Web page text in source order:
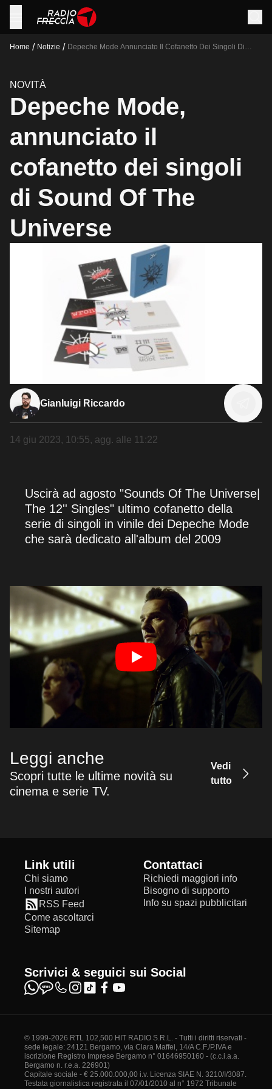
Home / Notizie / Depeche Mode Annunciato Il Cofanetto Dei Singoli Di
NOVITÀ
Depeche Mode,
annunciato il
cofanetto dei singoli
di Sound Of The
Universe
Gianluigi Riccardo
14 giu 2023, 10:55, agg. alle 11:22
Uscirà ad agosto "Sounds Of The Universe|
The 12'' Singles" ultimo cofanetto della
serie di singoli in vinile dei Depeche Mode
che sarà dedicato all'album del 2009
Leggi anche
Scopri tutte le ultime novità su
cinema e serie TV.
Vedi
tutto
Link utili
Chi siamo
I nostri autori
RSS Feed
Come ascoltarci
Sitemap
Contattaci
Richiedi maggiori info
Bisogno di supporto
Info su spazi pubblicitari
Scrivici & seguici sui Social
© 1999-2026 RTL 102,500 HIT RADIO S.R.L. - Tutti i diritti riservati -
sede legale: 24121 Bergamo, via Clara Maffei, 14/A C.F./P.IVA e
iscrizione Registro Imprese Bergamo n° 01646950160 - (c.c.i.a.a.
Bergamo n. r.e.a. 226901)
Capitale sociale - € 25.000.000,00 i.v. Licenza SIAE N. 3210/I/3087.
Testata giornalistica registrata il 07/01/2010 al n° 1972 Tribunale